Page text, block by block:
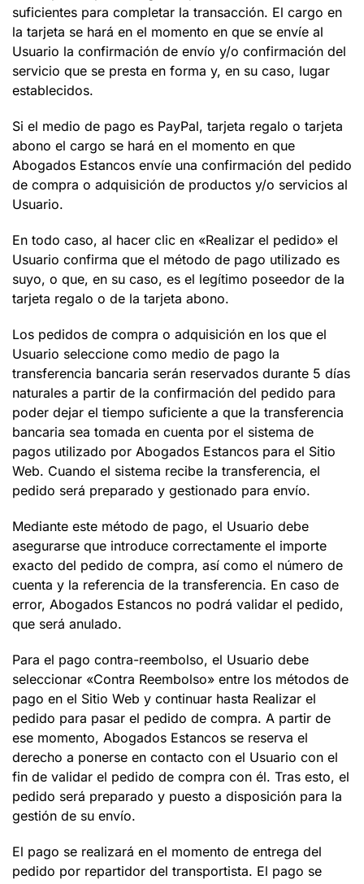
suficientes para completar la transacción. El cargo en
la tarjeta se hará en el momento en que se envíe al
Usuario la confirmación de envío y/o confirmación del
servicio que se presta en forma y, en su caso, lugar
establecidos.
Si el medio de pago es PayPal, tarjeta regalo o tarjeta
abono el cargo se hará en el momento en que
Abogados Estancos envíe una confirmación del pedido
de compra o adquisición de productos y/o servicios al
Usuario.
En todo caso, al hacer clic en «Realizar el pedido» el
Usuario confirma que el método de pago utilizado es
suyo, o que, en su caso, es el legítimo poseedor de la
tarjeta regalo o de la tarjeta abono.
Los pedidos de compra o adquisición en los que el
Usuario seleccione como medio de pago la
transferencia bancaria serán reservados durante 5 días
naturales a partir de la confirmación del pedido para
poder dejar el tiempo suficiente a que la transferencia
bancaria sea tomada en cuenta por el sistema de
pagos utilizado por Abogados Estancos para el Sitio
Web. Cuando el sistema recibe la transferencia, el
pedido será preparado y gestionado para envío.
Mediante este método de pago, el Usuario debe
asegurarse que introduce correctamente el importe
exacto del pedido de compra, así como el número de
cuenta y la referencia de la transferencia. En caso de
error, Abogados Estancos no podrá validar el pedido,
que será anulado.
Para el pago contra-reembolso, el Usuario debe
seleccionar «Contra Reembolso» entre los métodos de
pago en el Sitio Web y continuar hasta Realizar el
pedido para pasar el pedido de compra. A partir de
ese momento, Abogados Estancos se reserva el
derecho a ponerse en contacto con el Usuario con el
fin de validar el pedido de compra con él. Tras esto, el
pedido será preparado y puesto a disposición para la
gestión de su envío.
El pago se realizará en el momento de entrega del
pedido por repartidor del transportista. El pago se